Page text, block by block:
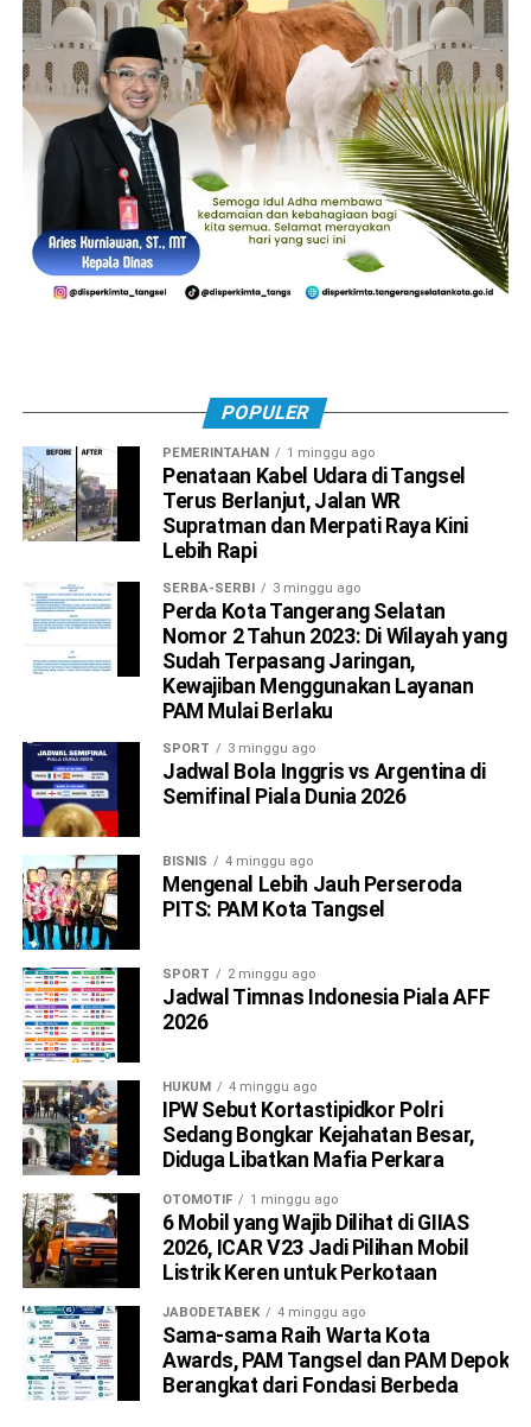
POPULER
PEMERINTAHAN 1 minggu ago
Penataan Kabel Udara di Tangsel
Terus Berlanjut, Jalan WR
Supratman dan Merpati Raya Kini
Lebih Rapi
SERBA-SERBI 3 minggu ago
Perda Kota Tangerang Selatan
Nomor 2 Tahun 2023: Di Wilayah yang
Sudah Terpasang Jaringan,
Kewajiban Menggunakan Layanan
PAM Mulai Berlaku
SPORT 3 minggu ago
Jadwal Bola Inggris vs Argentina di
Semifinal Piala Dunia 2026
BISNIS 4 minggu ago
Mengenal Lebih Jauh Perseroda
PITS: PAM Kota Tangsel
SPORT 2 minggu ago
Jadwal Timnas Indonesia Piala AFF
2026
HUKUM 4 minggu ago
IPW Sebut Kortastipidkor Polri
Sedang Bongkar Kejahatan Besar,
Diduga Libatkan Mafia Perkara
OTOMOTIF 1 minggu ago
6 Mobil yang Wajib Dilihat di GIIAS
2026, ICAR V23 Jadi Pilihan Mobil
Listrik Keren untuk Perkotaan
JABODETABEK 4 minggu ago
Sama-sama Raih Warta Kota
Awards, PAM Tangsel dan PAM Depok
Berangkat dari Fondasi Berbeda